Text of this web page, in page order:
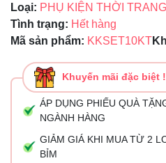
Loại: PHỤ KIỆN THỜI TRANG
Tình trạng: Hết hàng
Mã sản phẩm: KKSET10KT
Khuyến mãi đặc biệt
ÁP DỤNG PHIẾU QUÀ
NGÀNH HÀNG
GIẢM GIÁ KHI MUA TỪ 2
BỈM